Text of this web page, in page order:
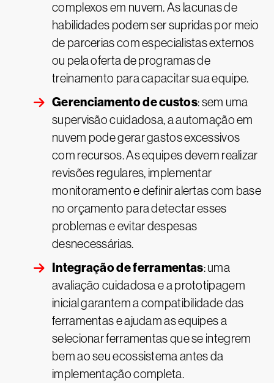
complexos em nuvem. As lacunas de
habilidades podem ser supridas por meio
de parcerias com especialistas externos
ou pela oferta de programas de
treinamento para capacitar sua equipe.
Gerenciamento de custos: sem uma
supervisão cuidadosa, a automação em
nuvem pode gerar gastos excessivos
com recursos. As equipes devem realizar
revisões regulares, implementar
monitoramento e definir alertas com base
no orçamento para detectar esses
problemas e evitar despesas
desnecessárias.
Integração de ferramentas: uma
avaliação cuidadosa e a prototipagem
inicial garantem a compatibilidade das
ferramentas e ajudam as equipes a
selecionar ferramentas que se integrem
bem ao seu ecossistema antes da
implementação completa.